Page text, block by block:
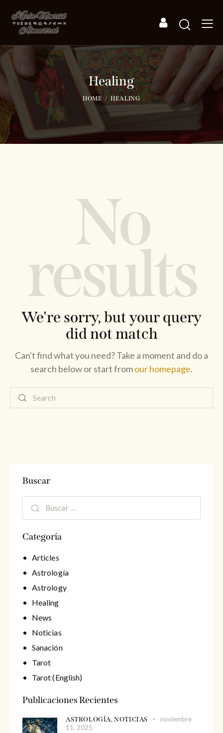
Healing
HOME HEALING
No
results
We're sorry, but your query
did not match
Can't find what you need? Take a moment and do a
search below or start fromour homepage.
Buscar
Categoría
Articles
Astrología
Astrology
Healing
News
Noticias
Sanación
Tarot
Tarot (English)
Publicaciones Recientes
ASTROLOGÍA,NOTICIAS
noviembre
11, 2025